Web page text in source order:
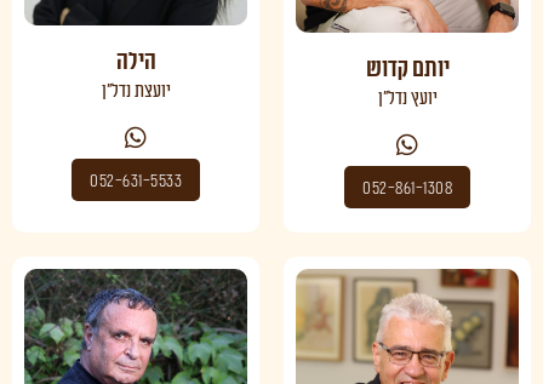
יותם קדוש
יועץ נדל"ן
052-861-1308
הילה
יועצת נדל"ן
052-631-5533